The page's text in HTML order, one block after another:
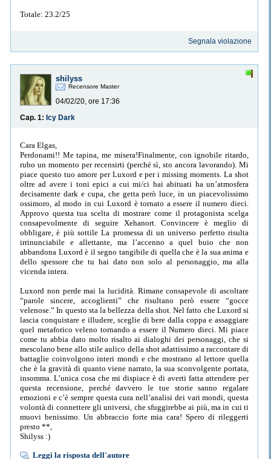
Totale: 23.2/25
Segnala violazione
shilyss
Recensore Master
04/02/20, ore 17:36
Cap. 1: Icy Dark
Cara Elgas,
Perdonami!! Me tapina, me misera!Finalmente, con ignobile ritardo,
rubo un momento per recensirti (perché sì, sto ancora lavorando). Mi
piace questo tuo amore per Luxord e per i missing moments. La shot
oltre ad avere i toni epici a cui mi/ci hai abituati ha un’atmosfera
decisamente dark e cupa, che getta però luce, in un piacevolissimo
ossimoro, al modo in cui Luxord è tornato a essere il numero dieci.
Approvo questa tua scelta di mostrare come il protagonista scelga
consapevolmente di seguire Xehanort. Convincere è meglio di
obbligare, è più sottile La promessa di un universo perfetto risulta
irrinunciabile e allettante, ma l’accenno a quel buio che non
abbandona Luxord è il segno tangibile di quella che è la sua anima e
dello spessore che tu hai dato non solo al personaggio, ma alla
vicenda intera.
Luxord non perde mai la lucidità. Rimane consapevole di ascoltare
“parole sincere, accoglienti” che risultano però essere “gocce
velenose.” In questo sta la bellezza della shot. Nel fatto che Luxord si
lascia conquistare e illudere, sceglie di bere dalla coppa e assaggiare
quel metaforico veleno tornando a essere il Numero dieci. Mi piace
come tu abbia dato molto risalto ai dialoghi dei personaggi, che si
mescolano bene allo stile aulico della shot adattissimo a raccontare di
battaglie coinvolgono interi mondi e che mostrano al lettore quella
che è la gravità di quanto viene narrato, la sua sconvolgente portata,
insomma. L’unica cosa che mi dispiace è di averti fatta attendere per
questa recensione, perché davvero le tue storie sanno regalare
emozioni e c’è sempre questa cura nell’analisi dei vari mondi, questa
volontà di connettere gli universi, che sfuggirebbe ai più, ma in cui ti
muovi benissimo. Un abbraccio forte mia cara! Spero di rileggerti
presto **,
Shilyss :)
Leggi la risposta dell'autore